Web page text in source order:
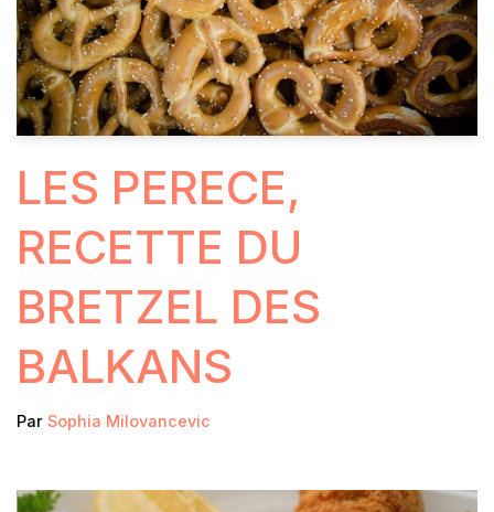
LES PERECE,
RECETTE DU
BRETZEL DES
BALKANS
Par Sophia Milovancevic